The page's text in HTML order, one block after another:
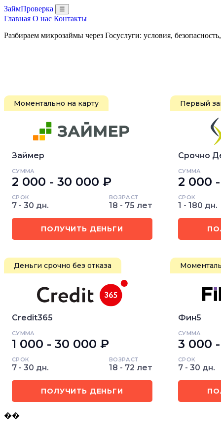
ЗаймПроверка ☰
Главная О нас Контакты
Разбираем микрозаймы через Госуслуги: условия,
Моментально на карту
Займер
СУММА
2 000 - 30 000 ₽
СРОК
7 - 30 дн.
ВОЗРАСТ
18 - 75 лет
ПОЛУЧИТЬ ДЕНЬГИ
Первый
Срочно
СУММА
2 000
СРОК
1 - 180 дн.
Деньги срочно без отказа
Credit365
СУММА
1 000 - 30 000 ₽
СРОК
7 - 30 дн.
ВОЗРАСТ
18 - 72 лет
ПОЛУЧИТЬ ДЕНЬГИ
Фин5
СУММА
3 000
СРОК
7 - 30 дн.
��